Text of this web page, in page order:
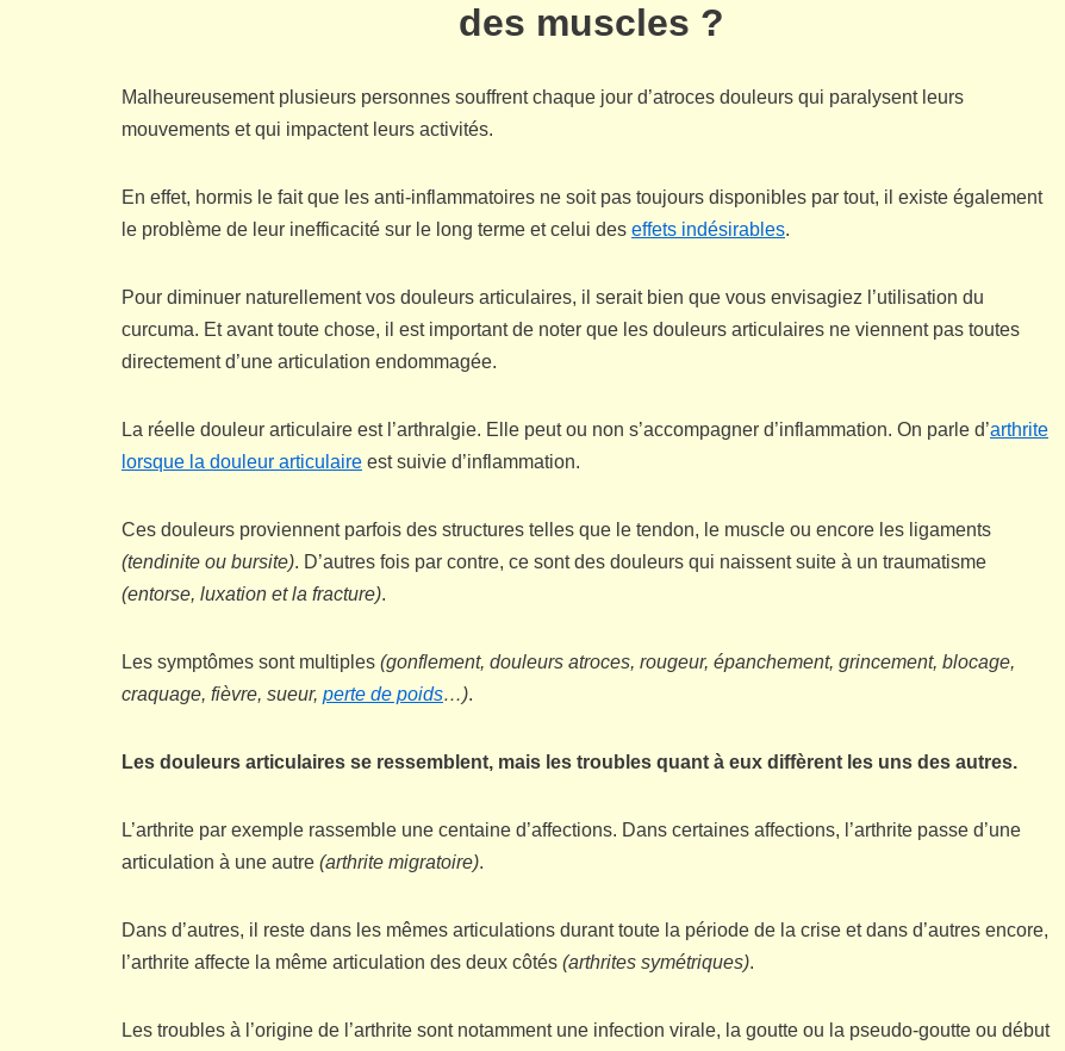
des muscles ?
Malheureusement plusieurs personnes souffrent chaque jour d’atroces douleurs qui paralysent leurs
mouvements et qui impactent leurs activités.
En effet, hormis le fait que les anti-inflammatoires ne soit pas toujours disponibles par tout, il existe également
le problème de leur inefficacité sur le long terme et celui des effets indésirables.
Pour diminuer naturellement vos douleurs articulaires, il serait bien que vous envisagiez l’utilisation du
curcuma. Et avant toute chose, il est important de noter que les douleurs articulaires ne viennent pas toutes
directement d’une articulation endommagée.
La réelle douleur articulaire est l’arthralgie. Elle peut ou non s’accompagner d’inflammation. On parle d’arthrite
lorsque la douleur articulaire est suivie d’inflammation.
Ces douleurs proviennent parfois des structures telles que le tendon, le muscle ou encore les ligaments
(tendinite ou bursite). D’autres fois par contre, ce sont des douleurs qui naissent suite à un traumatisme
(entorse, luxation et la fracture).
Les symptômes sont multiples (gonflement, douleurs atroces, rougeur, épanchement, grincement, blocage,
craquage, fièvre, sueur, perte de poids…).
Les douleurs articulaires se ressemblent, mais les troubles quant à eux diffèrent les uns des autres.
L’arthrite par exemple rassemble une centaine d’affections. Dans certaines affections, l’arthrite passe d’une
articulation à une autre (arthrite migratoire).
Dans d’autres, il reste dans les mêmes articulations durant toute la période de la crise et dans d’autres encore,
l’arthrite affecte la même articulation des deux côtés (arthrites symétriques).
Les troubles à l’origine de l’arthrite sont notamment une infection virale, la goutte ou la pseudo-goutte ou début